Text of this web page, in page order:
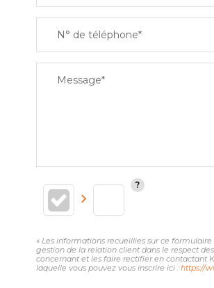
N° de téléphone*
Message*
« Les informations recueillies sur ce
gestion de la relation client dans le respect
concernant et les faire rectifier en contactant
laquelle vous pouvez vous inscrire ici : https://